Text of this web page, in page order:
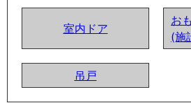
室内ドア
お
(施
吊戸